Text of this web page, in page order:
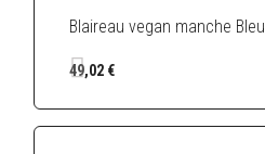
Blaireau vegan manche Bleu
49,02 €